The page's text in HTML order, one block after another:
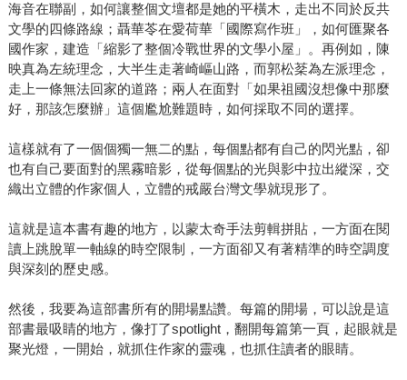
海音在聯副，如何讓整個文壇都是她的平橫木，走出不同於反共
文學的四條路線；聶華苓在愛荷華「國際寫作班」，如何匯聚各
國作家，建造「縮影了整個冷戰世界的文學小屋」。再例如，陳
映真為左統理念，大半生走著崎嶇山路，而郭松棻為左派理念，
走上一條無法回家的道路；兩人在面對「如果祖國沒想像中那麼
好，那該怎麼辦」這個尷尬難題時，如何採取不同的選擇。
這樣就有了一個個獨一無二的點，每個點都有自己的閃光點，卻
也有自己要面對的黑霧暗影，從每個點的光與影中拉出縱深，交
織出立體的作家個人，立體的戒嚴台灣文學就現形了。
這就是這本書有趣的地方，以蒙太奇手法剪輯拼貼，一方面在閱
讀上跳脫單一軸線的時空限制，一方面卻又有著精準的時空調度
與深刻的歷史感。
然後，我要為這部書所有的開場點讚。每篇的開場，可以說是這
部書最吸睛的地方，像打了spotlight，翻開每篇第一頁，起眼就是
聚光燈，一開始，就抓住作家的靈魂，也抓住讀者的眼睛。